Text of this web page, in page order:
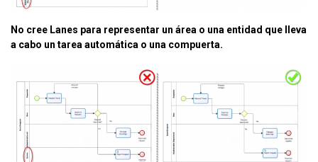
No cree Lanes para representar un área o una entidad que lleva
a cabo un tarea automática o una compuerta.